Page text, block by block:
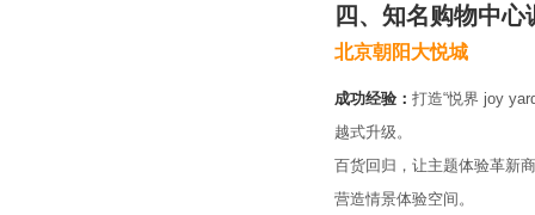
四、知名购物中
北京朝阳大悦城
成功经验： 打造“悦界 joy
越式升级。
百货回归，让主题体验革新
营造情景体验空间。